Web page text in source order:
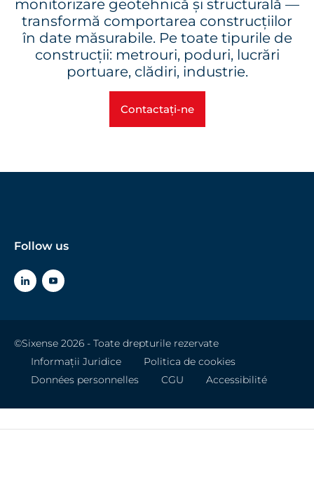
monitorizare geotehnică și structurală —
transformă comportarea construcțiilor
în date măsurabile. Pe toate tipurile de
construcții: metrouri, poduri, lucrări
portuare, clădiri, industrie.
Contactați-ne
Follow us
©Sixense 2026 - Toate drepturile rezervate
Informații Juridice
Politica de cookies
Données personnelles
CGU Accessibilité